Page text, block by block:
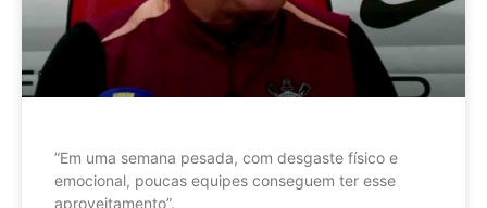
”Em uma semana pesada, com desgaste físico e
emocional, poucas equipes conseguem ter esse
aproveitamento”.